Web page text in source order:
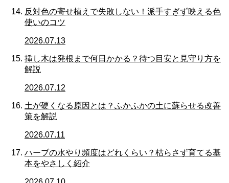
反対色の寄せ植えで失敗しない！派手すぎず映える色
使いのコツ
2026.07.13
挿し木は発根まで何日かかる？待つ目安と見守り方を
解説
2026.07.12
土が硬くなる原因とは？ふかふかの土に蘇らせる改善
策を解説
2026.07.11
ハーブの水やり頻度はどれくらい？枯らさず育てる基
本をやさしく紹介